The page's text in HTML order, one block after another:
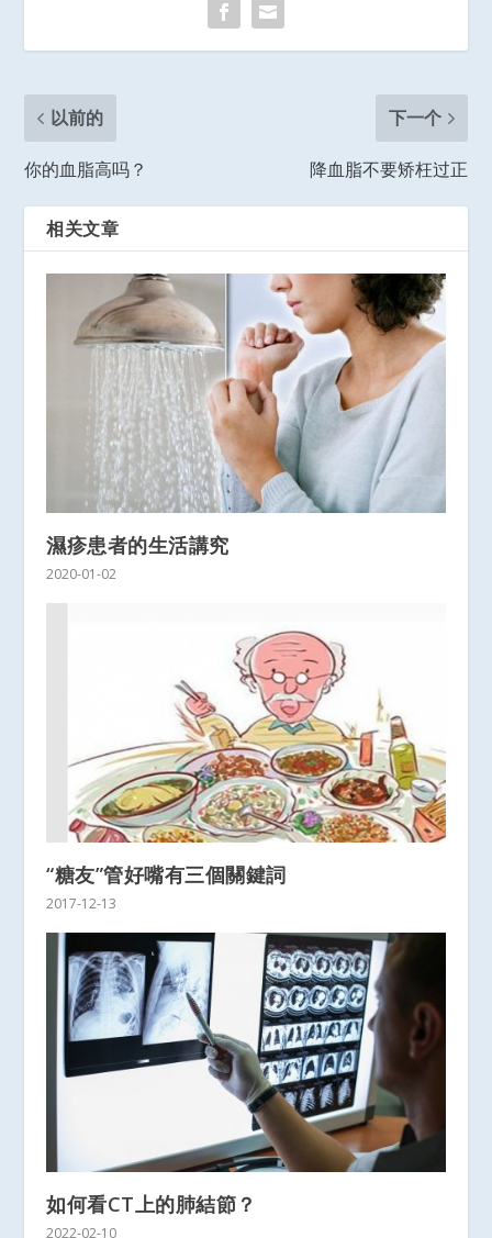
以前的
你的血脂高吗？
下一个
降血脂不要矫枉过正
相关文章
濕疹患者的生活講究
2020-01-02
“糖友”管好嘴有三個關鍵詞
2017-12-13
如何看CT上的肺結節？
2022-02-10